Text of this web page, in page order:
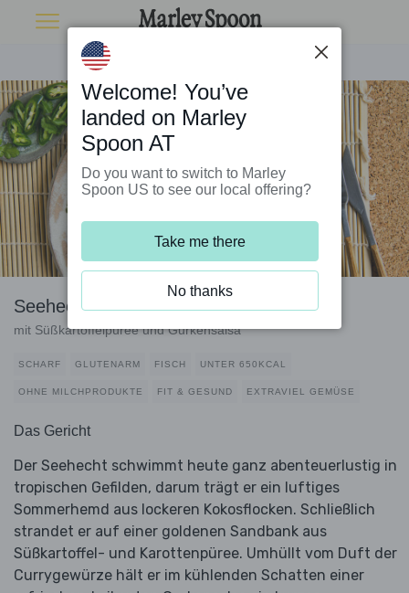
Seehecht im Kokosmantel
mit Süßkartoffelpüree und Gurkensalsa
SCHARF GLUTENARM FISCH UNTER 650KCAL
OHNE MILCHPRODUKTE FIT & GESUND EXTRAVIEL GEMÜSE
Das Gericht
Der Seehecht schwimmt heute ganz abenteuerlustig in
tropischen Gefilden, darum trägt er ein luftiges
Sommerhemd aus lockeren Kokosflocken. Schließlich
strandet er auf einer goldenen Sandbank aus
Süßkartoffel- und Karottenpüree. Umhüllt vom Duft der
Currygewürze hält er im kühlenden Schatten einer
Welcome! You’ve
landed on Marley
Spoon AT
Do you want to switch to Marley
Spoon US to see our local offering?
Take me there
No thanks